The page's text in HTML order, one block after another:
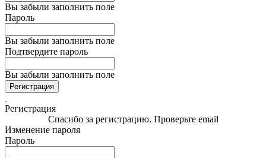
Вы забыли заполнить поле
Пароль
Вы забыли заполнить поле
Подтвердите пароль
Вы забыли заполнить поле
Регистрация
Регистрация
Спасибо за регистрацию. Проверьте email
Изменение пароля
Пароль